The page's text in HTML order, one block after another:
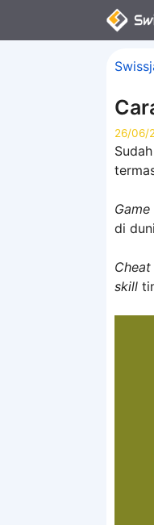
26/06/
Game
di
Cheat
skill